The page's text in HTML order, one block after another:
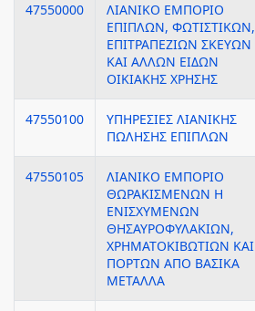
47550000
ΛΙΑΝΙΚΟ ΕΜΠΟΡΙΟ
ΕΠΙΠΛΩΝ, ΦΩΤΙΣΤΙΚΩΝ,
ΕΠΙΤΡΑΠΕΖΙΩΝ ΣΚΕΥΩΝ
ΚΑΙ ΑΛΛΩΝ ΕΙΔΩΝ
ΟΙΚΙΑΚΗΣ ΧΡΗΣΗΣ
47550100
ΥΠΗΡΕΣΙΕΣ ΛΙΑΝΙΚΗΣ
ΠΩΛΗΣΗΣ ΕΠΙΠΛΩΝ
47550105
ΛΙΑΝΙΚΟ ΕΜΠΟΡΙΟ
ΘΩΡΑΚΙΣΜΕΝΩΝ Η
ΕΝΙΣΧΥΜΕΝΩΝ
ΘΗΣΑΥΡΟΦΥΛΑΚΙΩΝ,
ΧΡΗΜΑΤΟΚΙΒΩΤΙΩΝ ΚΑΙ
ΠΟΡΤΩΝ ΑΠΟ ΒΑΣΙΚΑ
ΜΕΤΑΛΛΑ